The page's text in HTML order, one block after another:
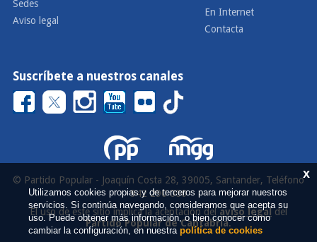
Sedes
Aviso legal
En Internet
Contacta
Suscríbete a nuestros canales
© Partido Popular - Joaquín Costa 28, 39005, Santander, Teléfono
942 290 000
El uso de este sitio implica la aceptación delaviso legaldel
Partido Popular de Cantabria.
x
Utilizamos cookies propias y de terceros para mejorar nuestros
servicios. Si continúa navegando, consideramos que acepta su
uso. Puede obtener más información, o bien conocer cómo
cambiar la configuración, en nuestra política de cookies